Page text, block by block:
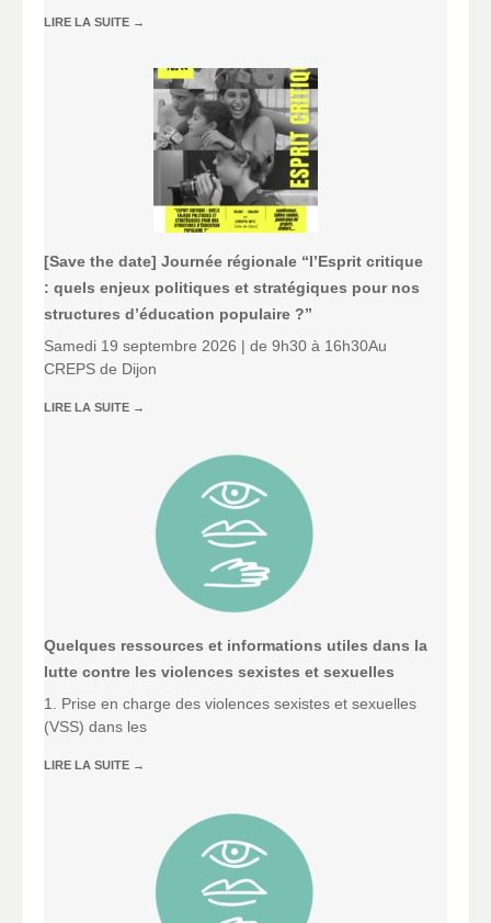
LIRE LA SUITE →
[Save the date] Journée régionale “l’Esprit critique
: quels enjeux politiques et stratégiques pour nos
structures d’éducation populaire ?”
Samedi 19 septembre 2026 | de 9h30 à 16h30Au
CREPS de Dijon
LIRE LA SUITE →
Quelques ressources et informations utiles dans la
lutte contre les violences sexistes et sexuelles
1. Prise en charge des violences sexistes et sexuelles
(VSS) dans les
LIRE LA SUITE →